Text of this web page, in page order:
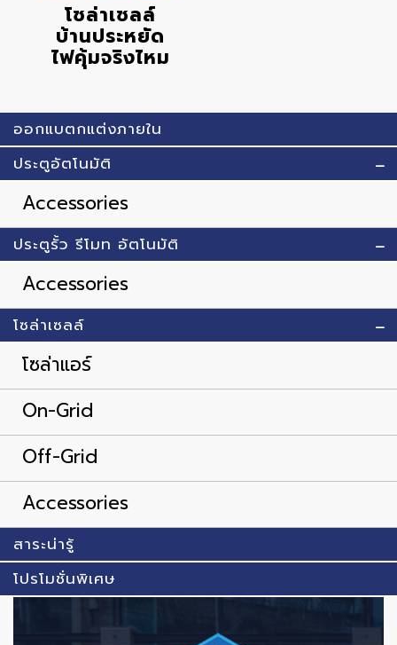
โซล่าเซลล์
บ้านประหยัด
ไฟคุ้มจริงไหม
ออกแบตกแต่งภายใน
ประตูอัตโนมัติ
Accessories
ประตูรั้ว รีโมท อัตโนมัติ
Accessories
โซล่าเซลล์
โซล่าแอร์
On-Grid
Off-Grid
Accessories
สาระน่ารู้
โปรโมชั่นพิเศษ